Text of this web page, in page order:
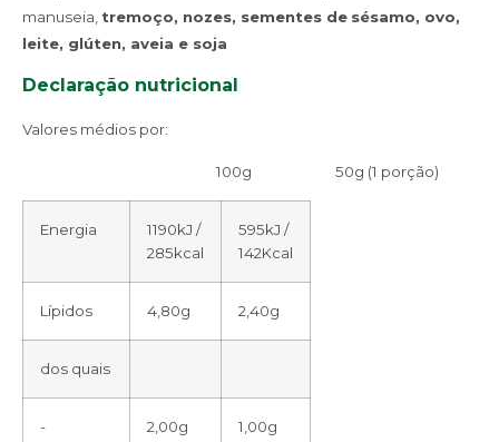
manuseia, tremoço, nozes, sementes de sésamo, ovo,
leite, glúten, aveia e soja
Declaração nutricional
Valores médios por:
100g 50g (1 porção)
Energia
1190kJ /
285kcal
595kJ /
142Kcal
Lípidos 4,80g 2,40g
dos quais
-
2,00g 1,00g